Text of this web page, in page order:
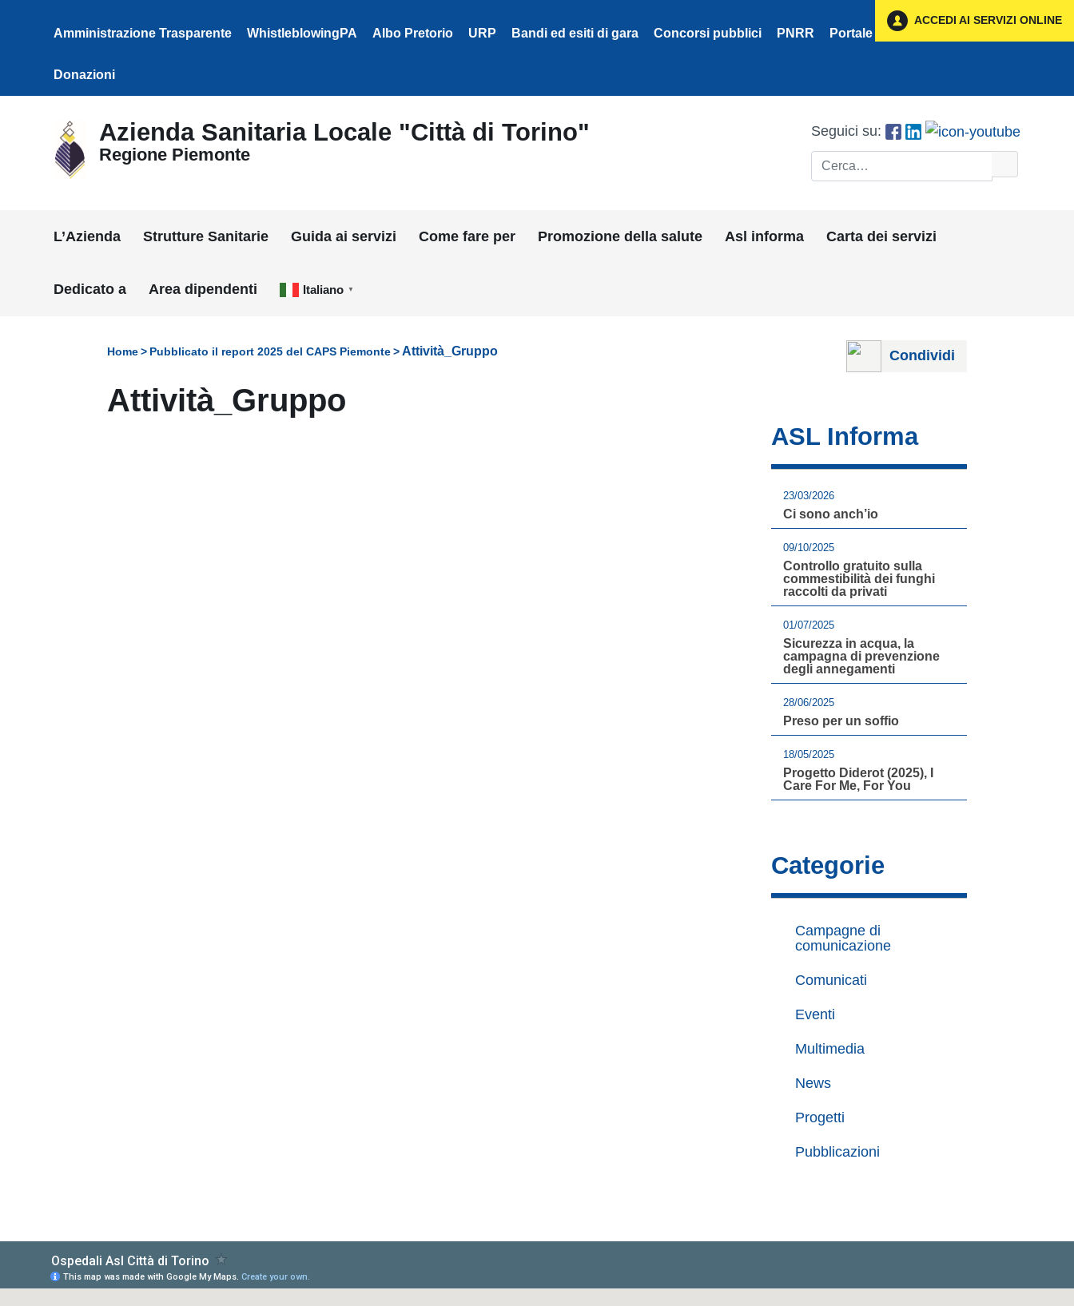
Vai al menu di navigazione
Amministrazione Trasparente WhistleblowingPA Albo Pretorio URP Bandi ed esiti di gara Concorsi pubblici PNRR Portale Fornitori
Donazioni
ACCEDI AI SERVIZI ONLINE
Azienda Sanitaria Locale "Città di Torino"
Regione Piemonte
Seguici su:
Cerca
L’Azienda Strutture Sanitarie Guida ai servizi Come fare per Promozione della salute Asl informa Carta dei servizi
Dedicato a Area dipendenti Italiano ▼
Home Pubblicato il report 2025 del CAPS Piemonte Attività_Gruppo Condividi
Attività_Gruppo
ASL Informa
23/03/2026
Ci sono anch’io
09/10/2025
Controllo gratuito sulla
commestibilità dei funghi
raccolti da privati
01/07/2025
Sicurezza in acqua, la
campagna di prevenzione
degli annegamenti
28/06/2025
Preso per un soffio
18/05/2025
Progetto Diderot (2025), I
Care For Me, For You
Categorie
Campagne di
comunicazione
Comunicati
Eventi
Multimedia
News
Progetti
Pubblicazioni